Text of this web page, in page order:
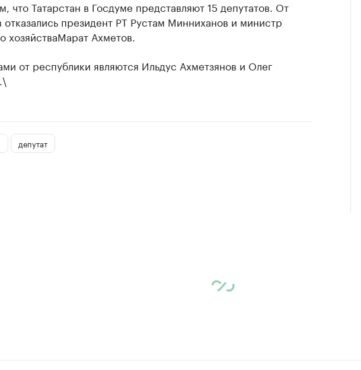
что Татарстан в Госдуме представляют 15 депутатов. От
отказались президент РТ Рустам Минниханов и министр
хозяйстваМарат Ахметов.
от республики являются Ильдус Ахметзянов и Олег
депутат